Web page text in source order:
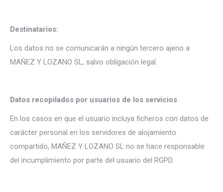
Destinatarios:
Los datos no se comunicarán a ningún tercero ajeno a
MAÑEZ Y LOZANO SL, salvo obligación legal.
Datos recopilados por usuarios de los servicios
En los casos en que el usuario incluya ficheros con datos de
carácter personal en los servidores de alojamiento
compartido, MAÑEZ Y LOZANO SL no se hace responsable
del incumplimiento por parte del usuario del RGPD.